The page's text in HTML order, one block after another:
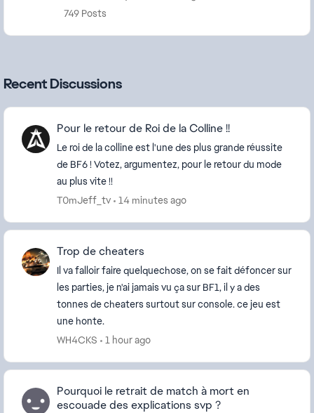
749 Posts
Recent Discussions
Pour le retour de Roi de la Colline !!
Le roi de la colline est l'une des plus grande réussite
de BF6 ! Votez, argumentez, pour le retour du mode
au plus vite !!
T0mJeff_tv
14 minutes ago
Trop de cheaters
Il va falloir faire quelquechose, on se fait défoncer sur
les parties, je n'ai jamais vu ça sur BF1, il y a des
tonnes de cheaters surtout sur console. ce jeu est
une honte.
WH4CKS
1 hour ago
Pourquoi le retrait de match à mort en
escouade des explications svp ?